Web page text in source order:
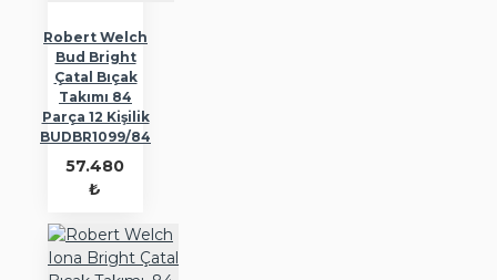
Robert Welch
Bud Bright
Çatal Bıçak
Takımı 84
Parça 12 Kişilik
BUDBR1099/84
57.480
₺